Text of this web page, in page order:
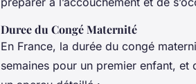
Duree du Congé Maternité
En France, la durée du congé
semaines pour un premier enfant,